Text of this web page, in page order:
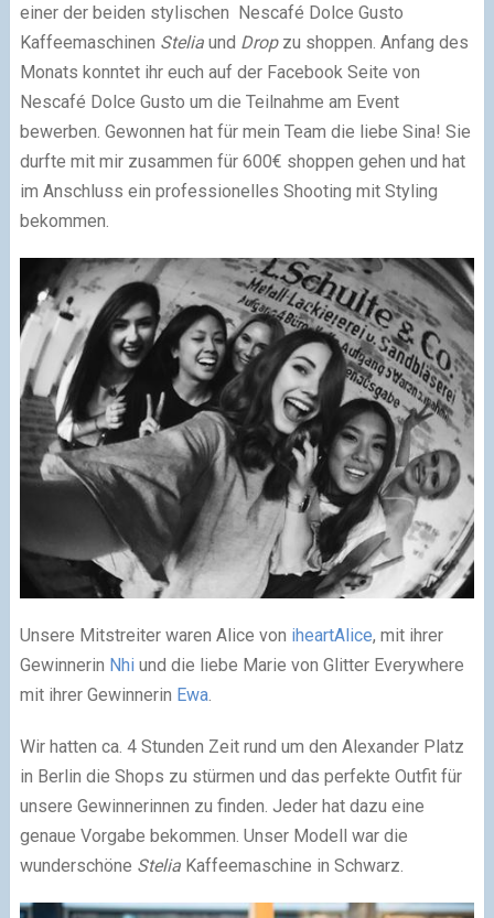
einer der beiden stylischen Nescafé Dolce Gusto
Kaffeemaschinen Steliaund Dropzu shoppen. Anfang des
Monats konntet ihr euch auf der Facebook Seite von
Nescafé Dolce Gusto um die Teilnahme am Event
bewerben. Gewonnen hat für mein Team die liebe Sina! Sie
durfte mit mir zusammen für 600€ shoppen gehen und hat
im Anschluss ein professionelles Shooting mit Styling
bekommen.
Unsere Mitstreiter waren Alice von iheartAlice, mit ihrer
Gewinnerin Nhiund die liebe Marie von Glitter Everywhere
mit ihrer Gewinnerin Ewa.
Wir hatten ca. 4 Stunden Zeit rund um den Alexander Platz
in Berlin die Shops zu stürmen und das perfekte Outfit für
unsere Gewinnerinnen zu finden. Jeder hat dazu eine
genaue Vorgabe bekommen. Unser Modell war die
wunderschöne SteliaKaffeemaschine in Schwarz.